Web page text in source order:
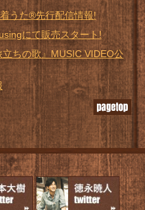
うた®先行配信情報!
にて販売スタート!
ちの歌』MUSIC VIDEO公